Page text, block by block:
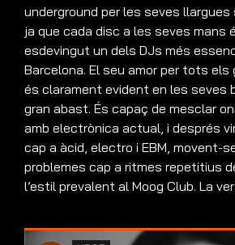
underground per les seves llargues
ja que cada disc a les seves mans
esdevingut un dels DJs més
Barcelona. El seu amor per tots els
és clarament evident en les seves
gran abast. És capaç de mesclar
amb electrònica actual, i després
cap a àcid, electro i EBM, movent-
problemes cap a ritmes repetitius
l’estil prevalent al Moog Club. La